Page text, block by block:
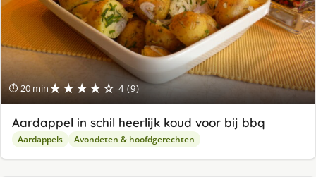
⏱ 20 min★★★★☆ 4 (9)
Aardappel in schil heerlijk koud voor bij bbq
Aardappels Avondeten & hoofdgerechten